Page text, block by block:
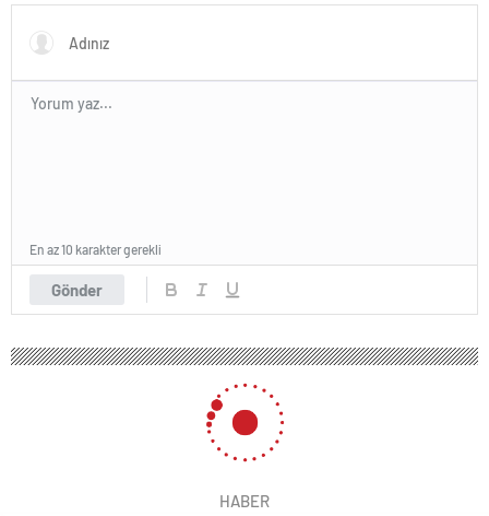
Gönder
En az 10 karakter gerekli
HABER